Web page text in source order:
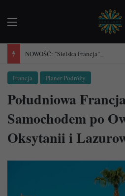
Menu
Francja Planer Podróży
Południowa
Samochodem po
Oksytanii i